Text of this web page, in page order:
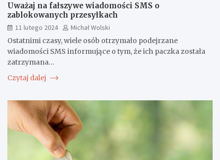
Uważaj na fałszywe wiadomości SMS o
zablokowanych przesyłkach
11 lutego 2024
Michał Wolski
Ostatnimi czasy, wiele osób otrzymało podejrzane
wiadomości SMS informujące o tym, że ich paczka została
zatrzymana…
Czytaj dalej